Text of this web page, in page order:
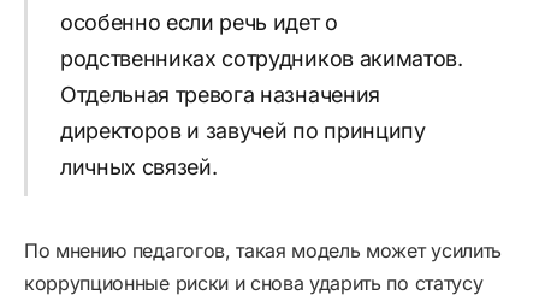
особенно если речь идет о
родственниках сотрудников акиматов.
Отдельная тревога назначения
директоров и завучей по принципу
личных связей.
По мнению педагогов, такая модель может усилить
коррупционные риски и снова ударить по статусу